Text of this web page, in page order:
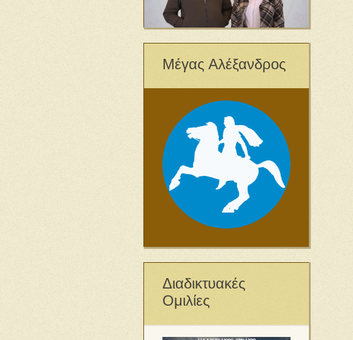
Μέγας Αλέξανδρος
Διαδικτυακές
Ομιλίες